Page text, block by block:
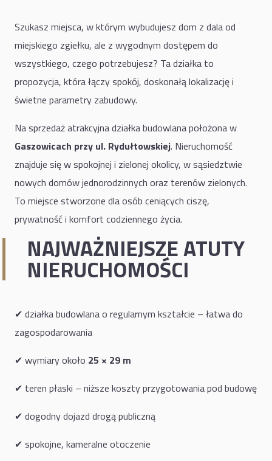
Szukasz miejsca, w którym wybudujesz dom z dala od
miejskiego zgiełku, ale z wygodnym dostępem do
wszystkiego, czego potrzebujesz? Ta działka to
propozycja, która łączy spokój, doskonałą lokalizację i
świetne parametry zabudowy.
Na sprzedaż atrakcyjna działka budowlana położona w
Gaszowicach przy ul. Rydułtowskiej. Nieruchomość
znajduje się w spokojnej i zielonej okolicy, w sąsiedztwie
nowych domów jednorodzinnych oraz terenów zielonych.
To miejsce stworzone dla osób ceniących ciszę,
prywatność i komfort codziennego życia.
NAJWAŻNIEJSZE ATUTY
NIERUCHOMOŚCI
✔ działka budowlana o regularnym kształcie – łatwa do
zagospodarowania
✔ wymiary około 25 × 29 m
✔ teren płaski – niższe koszty przygotowania pod budowę
✔ dogodny dojazd drogą publiczną
✔ spokojne, kameralne otoczenie